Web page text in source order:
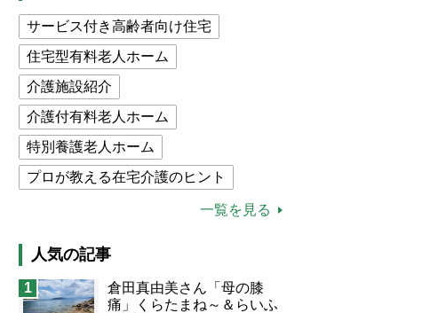
サービス付き高齢者向け住宅
住宅型有料老人ホーム
介護施設紹介
介護付有料老人ホーム
特別養護老人ホーム
プロが教える在宅介護のヒント
介護食
猫が母になつきません
息子の遠距離介護サバイバル術
一覧を見る
人気の記事
1
倉田真由美さん「母の膝
痛」くらたまね～＆らいふ